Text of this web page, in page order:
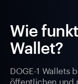
Wie
Wallet?
DOGE-1 Wallets
öffentlichen und